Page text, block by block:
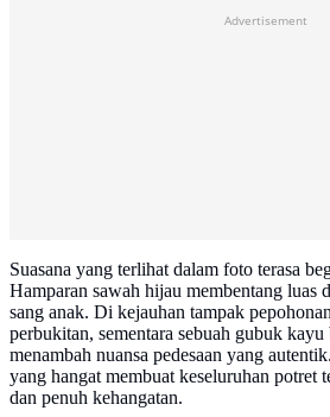
Advertisement
Suasana yang terlihat dalam foto terasa
Hamparan sawah hijau membentang luas
sang anak. Di kejauhan tampak
perbukitan, sementara sebuah gubuk
menambah nuansa pedesaan yang
yang hangat membuat keseluruhan potret
dan penuh kehangatan.